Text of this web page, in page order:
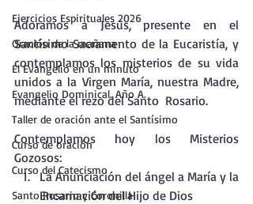
Ejercicios Espirituales 2026
Oración de la mañana
El Evangelio en un minuto
Evangelio Dominical. Año A.
Taller de oración ante el Santísimo
Curso de oración
Curso del Catecismo
Santo Rosario y Coronilla
Adoramos a Jesús, presente en el
Santísimo Sacramento de la Eucaristía, y
contemplamos los misterios de su vida
unidos a la Virgen María, nuestra Madre,
mediante el rezo del Santo  Rosario.
Contemplamos hoy los Misterios
Gozosos:
La Anunciación del ángel a María y la
Encarnación del Hijo de Dios